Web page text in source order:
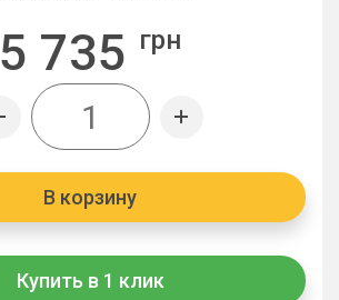
5 735 грн
В корзину
Купить в 1 клик